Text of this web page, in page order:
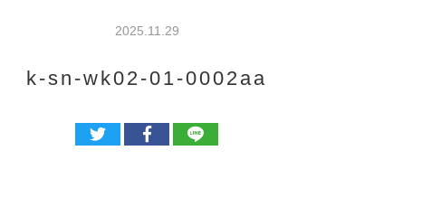
2025.11.29
k-sn-wk02-01-0002aa